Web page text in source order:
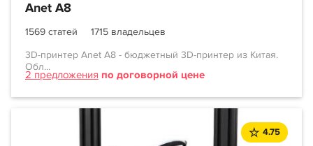
Anet A8
1569 статей
1715 владельцев
3D-принтер Anet A8 - бюджетный 3D-принтер из Китая.
Обл...
2 предложения по договорной цене
4.75